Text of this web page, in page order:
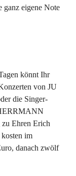
eigene Note
könnt Ihr
von JU
die Singer-
zu Ehren Erich
kosten im
danach zwölf